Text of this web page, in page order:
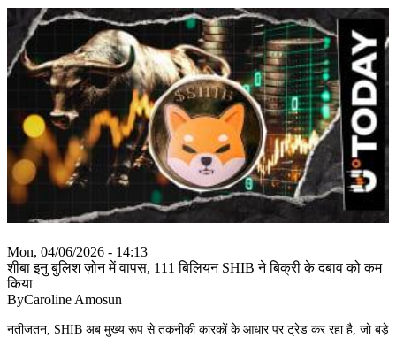
Mon, 04/06/2026 - 14:13
शीबा इनु बुलिश ज़ोन में वापस, 111 बिलियन SHIB ने बिक्री के दबाव को कम
किया
ByCaroline Amosun
नतीजतन, SHIB अब मुख्य रूप से तकनीकी कारकों के आधार पर ट्रेड कर रहा है, जो बड़े